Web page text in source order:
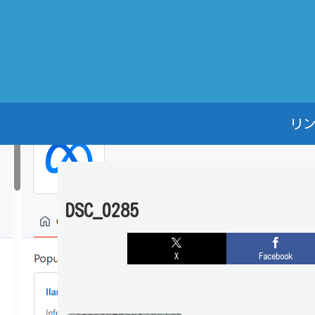
リ
DSC_0285
X Facebook